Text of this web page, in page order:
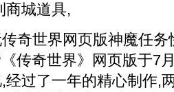
商城道具,
奇世界网页版神魔任
传奇世界》网页版于7
经过了一年的精心制作,